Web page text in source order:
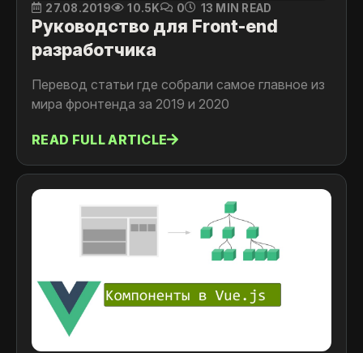
27.08.2019 10.5K 0 13 MIN READ
Руководство для Front-end
разработчика
Перевод статьи где собрали самое главное из
мира фронтенда за 2019 и 2020
READ FULL ARTICLE